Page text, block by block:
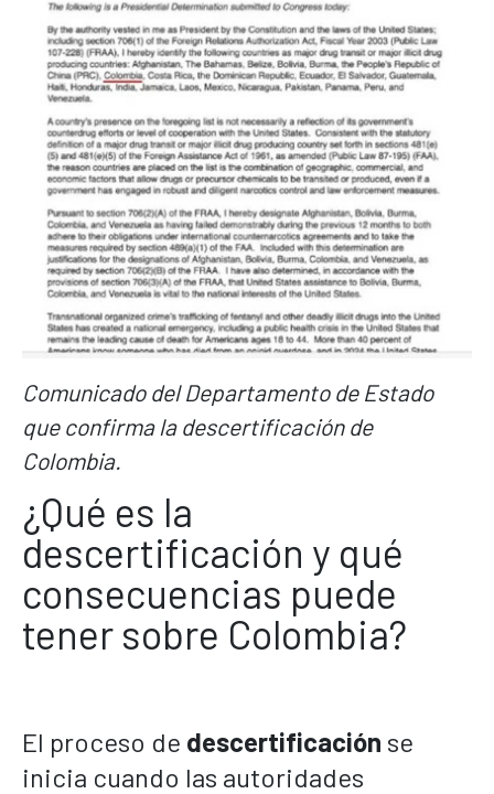
Comunicado del Departamento de Estado
que confirma la descertificación de
Colombia.
¿Qué es la
descertificación y qué
consecuencias puede
tener sobre Colombia?
El proceso de descertificación se
inicia cuando las autoridades